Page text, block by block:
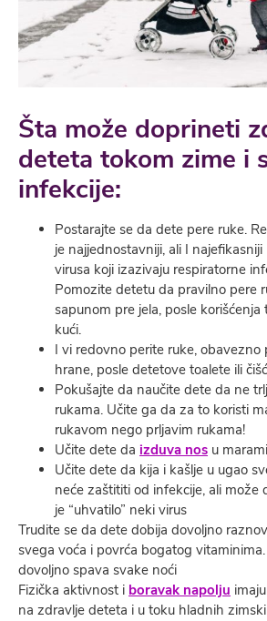
Šta može doprineti
deteta tokom zime i
infekcije:
Postarajte se da dete pere ruke.
je najjednostavniji, ali I
virusa koji izazivaju respiratorne
Pomozite detetu da pravilno pere
sapunom pre jela, posle
kući.
I vi redovno perite ruke, obavezno
hrane, posle detetove toalete ili
Pokušajte da naučite dete da ne
rukama. Učite ga da za to koristi
rukavom nego prljavim rukama!
Učite dete da izduva nos u
Učite dete da kija i kašlje u ugao
neće zaštititi od infekcije, ali može
je “uhvatilo” neki virus
Trudite se da dete dobija dovoljno
svega voća i povrća bogatog
dovoljno spava svake noći
Fizička aktivnost i boravak napolju
na zdravlje deteta i u toku hladnih